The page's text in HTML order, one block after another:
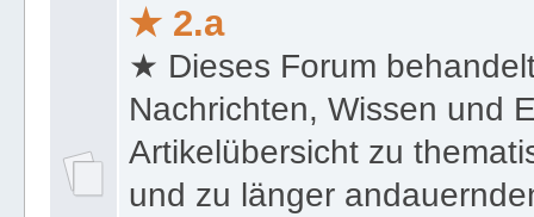
★ 2.a
★ Dieses Forum
Nachrichten, Wissen und
Artikelübersicht zu
und zu länger